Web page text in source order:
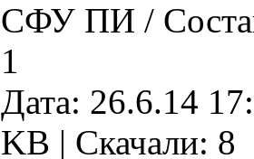
СФУ ПИ /
1
Дата: 26.6.14
KB | Скачали: 8